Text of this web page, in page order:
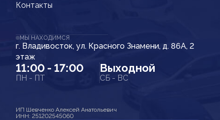
Контакты
МЫ НАХОДИМСЯ
г. Владивосток, ул. Красного Знамени, д. 86А, 2
этаж
11:00 - 17:00
ПН - ПТ
Выходной
СБ - ВС
ИП Шевченко Алексей Анатольевич
ИНН: 251202545060